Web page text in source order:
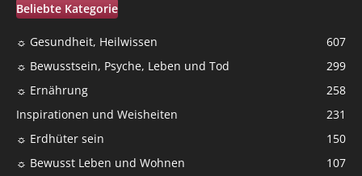
Beliebte Kategorie
☼ Gesundheit, Heilwissen
607
☼ Bewusstsein, Psyche, Leben und Tod
299
☼ Ernährung
258
Inspirationen und Weisheiten
231
☼ Erdhüter sein
150
☼ Bewusst Leben und Wohnen
107